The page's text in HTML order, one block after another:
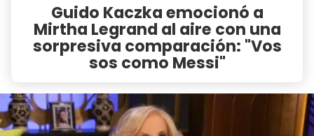
Guido Kaczka emocionó a
Mirtha Legrand al aire con una
sorpresiva comparación: "Vos
sos como Messi"